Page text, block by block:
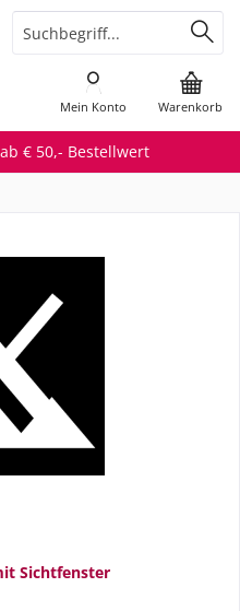
€ 50,- Bestellwert
Warenkorb
Mein Konto
Sichtfenster